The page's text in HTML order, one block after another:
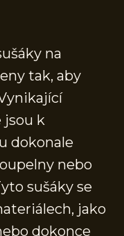
na
tak, aby
jsou k
dokonale
nebo
sušáky se
jako
dokonce